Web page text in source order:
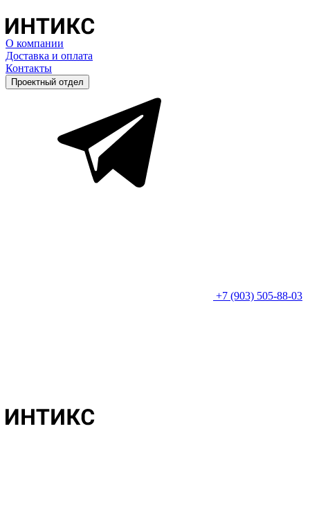
О компании
Доставка и оплата
Контакты
Проектный отдел
+7 (903) 505-88-03